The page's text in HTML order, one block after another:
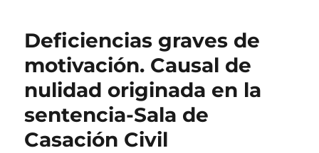
Deficiencias graves de
motivación. Causal de
nulidad originada en la
sentencia-Sala de
Casación Civil